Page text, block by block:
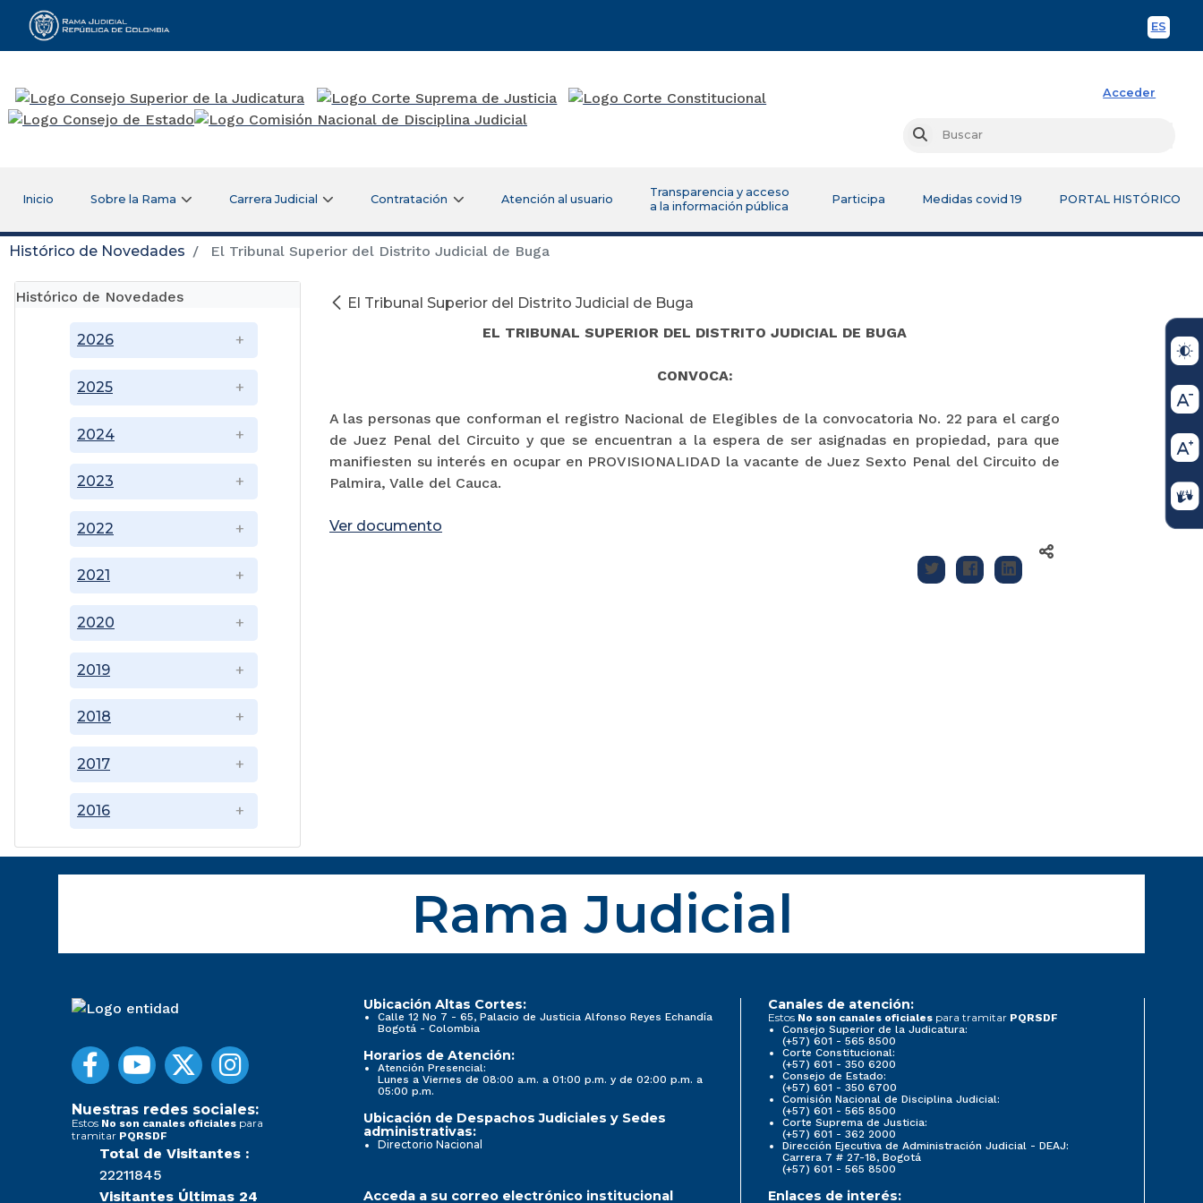
ES
Rama Judicial
Acceder
Buscar
Inicio Sobre la Rama Carrera Judicial Contratación Atención al usuario
Transparencia y acceso
a la información pública
Participa Medidas covid 19 PORTAL HISTÓRICO
Histórico de Novedades El Tribunal Superior del Distrito Judicial de Buga
Histórico de Novedades
2016
2017
2018
2019
2020
2021
2022
2023
2024
2025
2026
El Tribunal Superior del Distrito Judicial de Buga
EL TRIBUNAL SUPERIOR DEL DISTRITO JUDICIAL DE BUGA
CONVOCA:
A las personas que conforman el registro Nacional de Elegibles de la convocatoria No. 22 para el cargo
de Juez Penal del Circuito y que se encuentran a la espera de ser asignadas en propiedad, para que
manifiesten su interés en ocupar en PROVISIONALIDAD la vacante de Juez Sexto Penal del Circuito de
Palmira, Valle del Cauca.
Ver documento
Rama Judicial
Nuestras redes sociales:
Estos No son canales oficiales para
tramitar PQRSDF
Total de Visitantes :
22211845
Visitantes Últimas 24
Ubicación Altas Cortes:
Calle 12 No 7 - 65, Palacio de Justicia Alfonso Reyes Echandía
Bogotá - Colombia
Horarios de Atención:
Atención Presencial:
Lunes a Viernes de 08:00 a.m. a 01:00 p.m. y de 02:00 p.m. a
05:00 p.m.
Ubicación de Despachos Judiciales y Sedes
administrativas:
Directorio Nacional
Canales de atención:
Estos No son canales oficiales para tramitar PQRSDF
Consejo Superior de la Judicatura:
(+57) 601 - 565 8500
Corte Constitucional:
(+57) 601 - 350 6200
Consejo de Estado:
(+57) 601 - 350 6700
Comisión Nacional de Disciplina Judicial:
(+57) 601 - 565 8500
Corte Suprema de Justicia:
(+57) 601 - 362 2000
Dirección Ejecutiva de Administración Judicial - DEAJ:
Carrera 7 # 27-18, Bogotá
(+57) 601 - 565 8500
Acceda a su correo electrónico institucional Enlaces de interés: